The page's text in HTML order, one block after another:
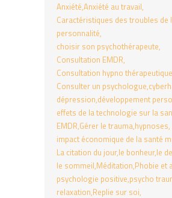
Anxiété Anxiété au travail
Caractéristiques des troubles de
personnalité
choisir son psychothérapeute
Consultation EMDR
Consultation hypno thérapeutique
Consulter un psychologue
dépression développement
effets de la technologie sur la
EMDR Gérer le trauma hypnoses
impact économique de la santé
La citation du jour le bonheur le
le sommeil Méditation Phobie et
psychologie positive psycho
relaxation Replie sur soi